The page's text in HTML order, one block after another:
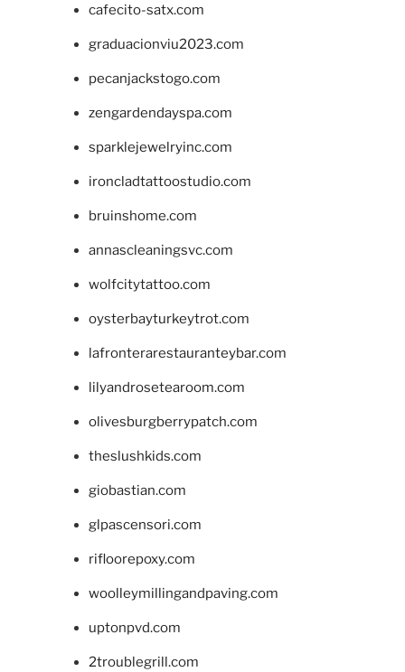
cafecito-satx.com
graduacionviu2023.com
pecanjackstogo.com
zengardendayspa.com
sparklejewelryinc.com
ironcladtattoostudio.com
bruinshome.com
annascleaningsvc.com
wolfcitytattoo.com
oysterbayturkeytrot.com
lafronterarestauranteybar.com
lilyandrosetearoom.com
olivesburgberrypatch.com
theslushkids.com
giobastian.com
glpascensori.com
rifloorepoxy.com
woolleymillingandpaving.com
uptonpvd.com
2troublegrill.com